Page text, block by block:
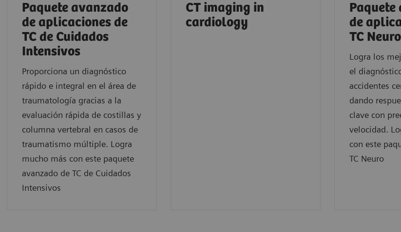
Paquete avanzado
de aplicaciones de
TC de Cuidados
Intensivos
Proporciona un diagnóstico
rápido e integral en el área de
traumatología gracias a la
evaluación rápida de costillas y
columna vertebral en casos de
traumatismo múltiple. Logra
mucho más con este paquete
avanzado de TC de Cuidados
Intensivos
CT imaging in
cardiology
Paquete
de
TC Neuro
Logra los
el
accidentes
dando
clave con
velocidad.
con este
TC Neuro